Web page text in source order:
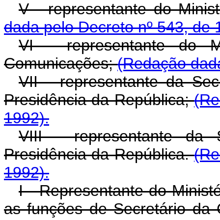
V - representante do
dada pelo Decreto nº 543, de
VI - representante do
Comunicações;(Redação
VII - representante da
Presidência da República;
1992).
VIII - representante da
Presidência da República.
1992).
I - Representante do
as funções de Secretário da